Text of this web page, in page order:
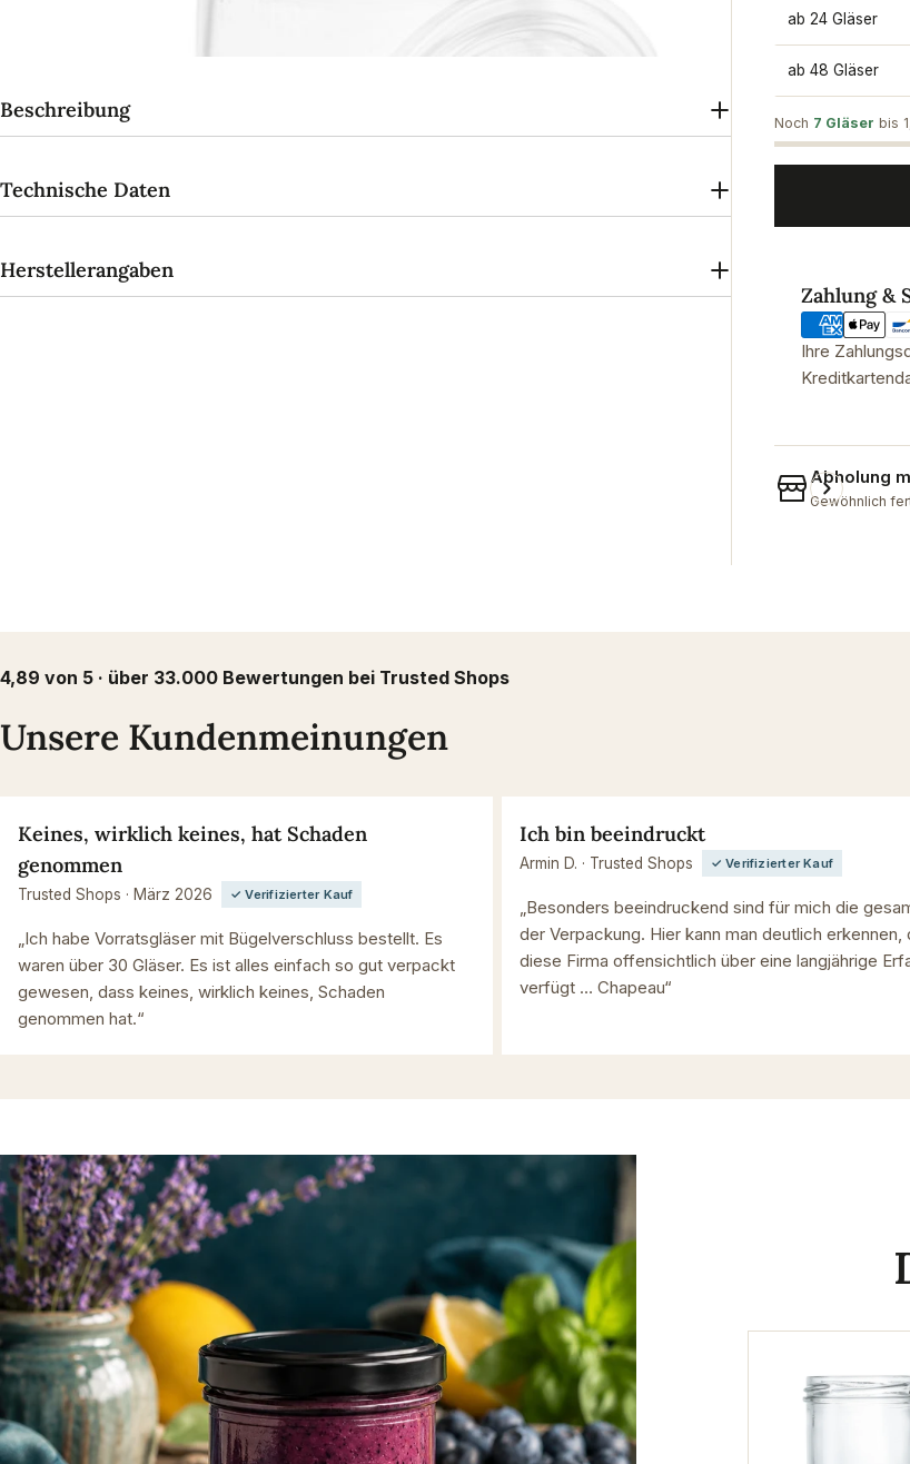
Beschreibung
Technische Daten
Herstellerangaben
ab 24 Gläser
ab 48 Gläser
Noch 7 Gläser bis
Zahlung &
Ihre
Abholung
Gewöhnlich
4,89 von 5 · über 33.000 Bewertungen bei Trusted Shops
Unsere Kundenmeinungen
Keines, wirklich keines, hat Schaden
genommen
Trusted Shops · März 2026 ✓ Verifizierter Kauf
„Ich habe Vorratsgläser mit Bügelverschluss bestellt. Es
waren über 30 Gläser. Es ist alles einfach so gut verpackt
gewesen, dass keines, wirklich keines, Schaden
genommen hat.“
Ich bin beeindruckt
Armin D. · Trusted Shops ✓ Verifizierter Kauf
„Besonders beeindruckend sind für mich die
der Verpackung. Hier kann man deutlich erkennen,
diese Firma offensichtlich über eine langjährige
verfügt … Chapeau“